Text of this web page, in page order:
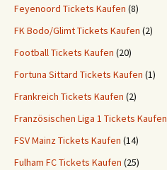
Feyenoord Tickets Kaufen (8)
FK Bodo/Glimt Tickets Kaufen (2)
Football Tickets Kaufen (20)
Fortuna Sittard Tickets Kaufen (1)
Frankreich Tickets Kaufen (2)
Französischen Liga 1 Tickets Kaufen
FSV Mainz Tickets Kaufen (14)
Fulham FC Tickets Kaufen (25)